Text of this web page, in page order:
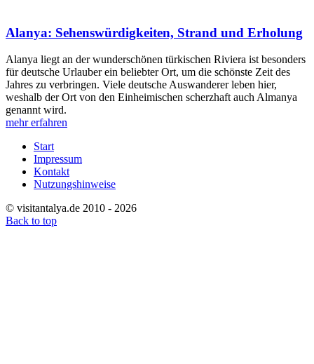
Alanya: Sehenswürdigkeiten, Strand und Erholung
Alanya liegt an der wunderschönen türkischen Riviera ist besonders
für deutsche Urlauber ein beliebter Ort, um die schönste Zeit des
Jahres zu verbringen. Viele deutsche Auswanderer leben hier,
weshalb der Ort von den Einheimischen scherzhaft auch Almanya
genannt wird.
mehr erfahren
Start
Impressum
Kontakt
Nutzungshinweise
© visitantalya.de 2010 - 2026
Back to top